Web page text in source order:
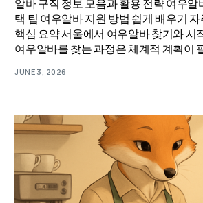
알바 구직 정보 모음과 활용 전략 여우알
택 팁 여우알바 지원 방법 쉽게 배우기
핵심 요약 서울에서 여우알바 찾기와 시
여우알바를 찾는 과정은 체계적 계획이
JUNE 3, 2026